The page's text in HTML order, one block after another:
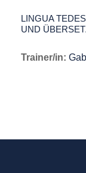
LINGUA
UND
Trainer/in: